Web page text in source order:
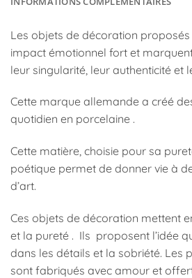
Les objets de décoration
impact émotionnel fort et
leur singularité, leur authenticité et
Cette marque allemande a créé
quotidien en porcelaine .
Cette matière, choisie pour sa
poétique permet de donner vie à
d’art.
Ces objets de décoration mettent
et la pureté . Ils proposent l’idée
dans les détails et la sobriété. Les
sont fabriqués avec amour et